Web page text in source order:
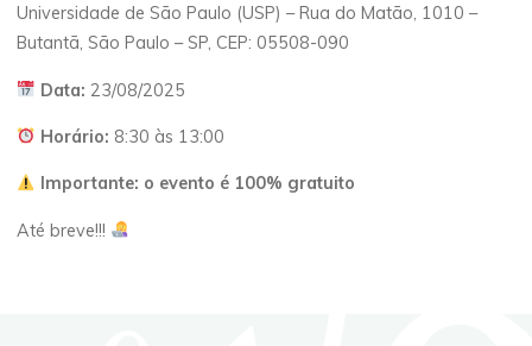
Universidade de São Paulo (USP) – Rua do Matão, 1010 –
Butantã, São Paulo – SP, CEP: 05508-090
Data: 23/08/2025
Horário: 8:30 às 13:00
Importante: o evento é 100% gratuito
Até breve!!!